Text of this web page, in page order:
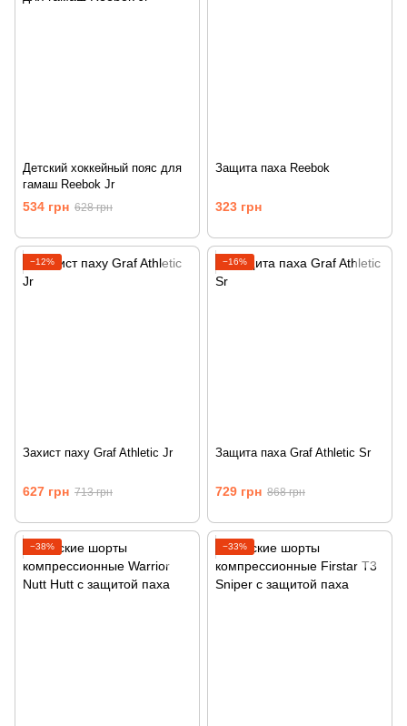
Детский хоккейный пояс для
гамаш Reebok Jr
534 грн 628 грн
Защита паха Reebok
323 грн
−12%
Захист паху Graf Athletic Jr
627 грн 713 грн
−16%
Защита паха Graf Athletic Sr
729 грн 868 грн
−38% −33%